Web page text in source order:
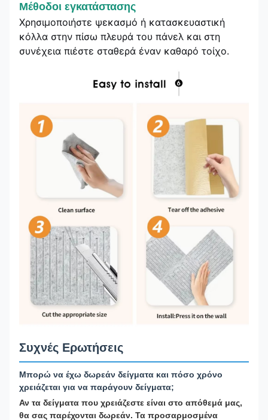
Μέθοδοι εγκατάστασης
Χρησιμοποιήστε ψεκασμό ή κατασκευαστική
κόλλα στην πίσω πλευρά του πάνελ και στη
συνέχεια πιέστε σταθερά έναν καθαρό τοίχο.
Συχνές Ερωτήσεις
Μπορώ να έχω δωρεάν δείγματα και πόσο χρόνο
χρειάζεται για να παράγουν δείγματα;
Αν τα δείγματα που χρειάζεστε είναι στο απόθεμά μας,
θα σας παρέχονται δωρεάν. Τα προσαρμοσμένα